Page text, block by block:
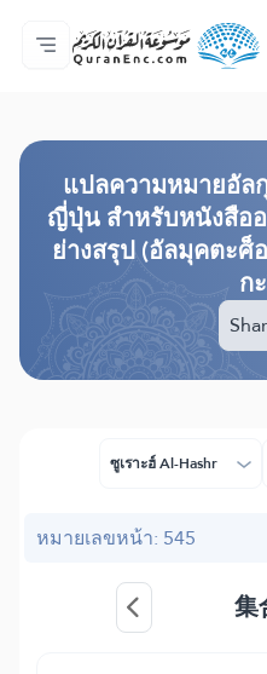
หน้าหลัก
สารบัญ​คำแปล
Audio
บริการสำหรับนักพัฒ
เกี่ยวกับโครงการ
ติดต่อเรา
ภาษา
แปล​ความหมาย​อัล
ญี่ปุ่น สำหรับหนังสือ
ย่างสรุป (อัลมุคตะ
ก
ซูเราะฮ์ Al-Hashr
หมายเลขหน้า: 545